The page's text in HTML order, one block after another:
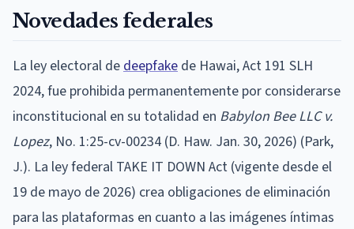
Novedades federales
La ley electoral dedeepfake de Hawai, Act 191 SLH
2024, fue prohibida permanentemente por considerarse
inconstitucional en su totalidad en Babylon Bee LLC v.
Lopez, No. 1:25-cv-00234 (D. Haw. Jan. 30, 2026) (Park,
J.). La ley federal TAKE IT DOWN Act (vigente desde el
19 de mayo de 2026) crea obligaciones de eliminación
para las plataformas en cuanto a las imágenes íntimas